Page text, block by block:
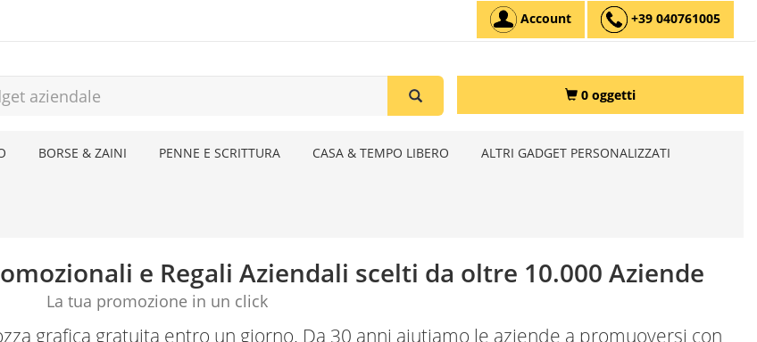
Account +39 040761005
0 oggetti
BORSE & ZAINI PENNE E SCRITTURA CASA & TEMPO LIBERO ALTRI GADGET PERSONALIZZATI
e Regali Aziendali scelti da oltre 10.000 Aziende
La tua promozione in un click
grafica gratuita entro un giorno. Da 30 anni aiutiamo le aziende a promuoversi con